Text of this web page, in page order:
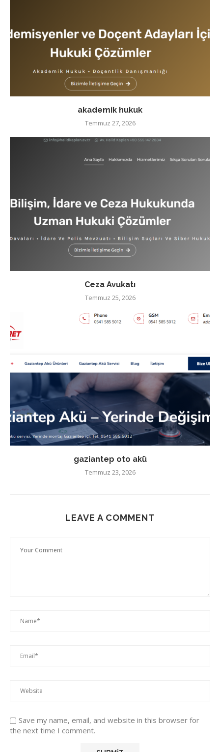
akademik hukuk
Temmuz 27, 2026
Ceza Avukatı
Temmuz 25, 2026
gaziantep oto akü
Temmuz 23, 2026
LEAVE A COMMENT
Save my name, email, and website in this browser for
the next time I comment.